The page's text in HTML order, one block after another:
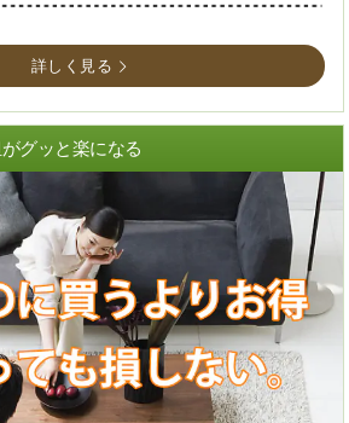
詳しく見る
グッと楽になる